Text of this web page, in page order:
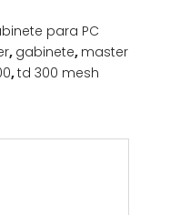
para PC
, gabinete, master
,td 300 mesh